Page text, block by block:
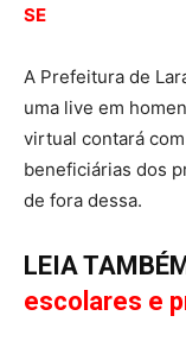
SE
A Prefeitura de
uma live em
virtual contará
beneficiárias dos
de fora dessa.
LEIA
escolares e